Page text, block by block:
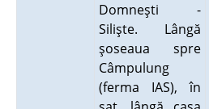
Domneşti -
Silişte. Lângă
şoseaua spre
Câmpulung
(ferma IAS), în